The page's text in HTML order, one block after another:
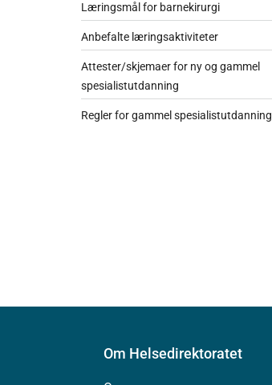
Læringsmål for barnekirurgi
Anbefalte læringsaktiviteter
Attester/skjemaer for ny og gammel
spesialistutdanning
Regler for gammel spesialistutdanning
Om Helsedirektoratet